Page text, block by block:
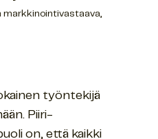
markkinointivastaava,
työntekijä
Piiri-
on, että kaikki